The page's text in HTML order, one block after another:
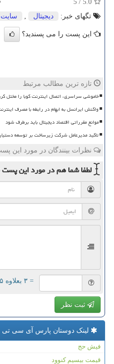
5.0
/
5
تگهای خبر:
دیجیتال سایت
این پست را می پسندید؟
تازه ترین مطالب مرتبط
خاموشی سراسری، اتصال اینترنت کوبا را مختل
واکنش ایرانسل به ابهام در رابطه با مصرف
موانع مقرراتی اقتصاد دیجیتال باید برطرف شود
تاکید مدیرعامل شرکت زیرساخت بر توسعه
نظرات بینندگان در مورد این
لطفا شما همدر مورد این پست
= ۳ بعلاوه ۵
ثبت نظر
لینک دوستان پارس آی سی تی
فیش حج
قیمت بیسیم کنوود